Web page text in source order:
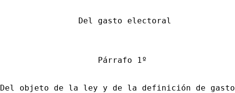
Del gasto electoral
Párrafo 1º
Del objeto de la ley y de la definición de gasto